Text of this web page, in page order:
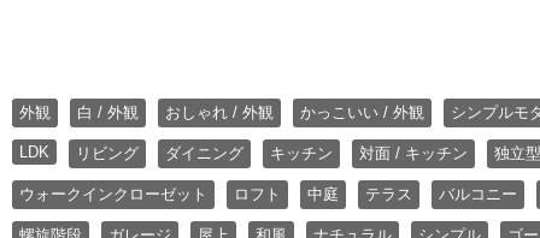
外観 白 / 外観 おしゃれ / 外観 かっこいい / 外観 シンプルモ
LDK リビング ダイニング キッチン 対面 / キッチン 独立
ウォークインクローゼット ロフト 中庭 テラス バルコニー